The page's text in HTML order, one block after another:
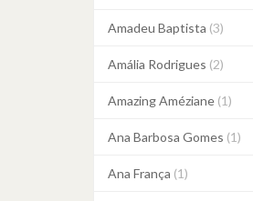
Amadeu Baptista (3)
Amália Rodrigues (2)
Amazing Améziane (1)
Ana Barbosa Gomes (1)
Ana França (1)